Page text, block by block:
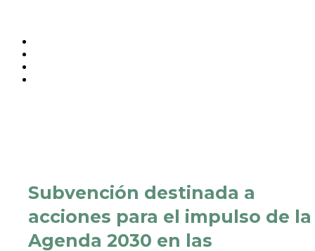
Subvención destinada a
acciones para el impulso de la
Agenda 2030 en las